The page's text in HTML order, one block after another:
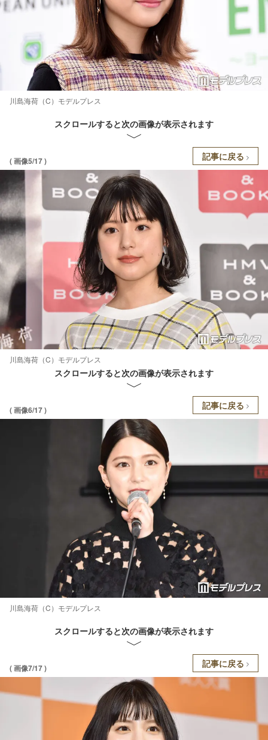
川島海荷（C）モデルプレス
スクロールすると次の画像が表示されます
( 画像5/17 ) 記事に戻る
川島海荷（C）モデルプレス
スクロールすると次の画像が表示されます
( 画像6/17 ) 記事に戻る
川島海荷（C）モデルプレス
スクロールすると次の画像が表示されます
( 画像7/17 ) 記事に戻る